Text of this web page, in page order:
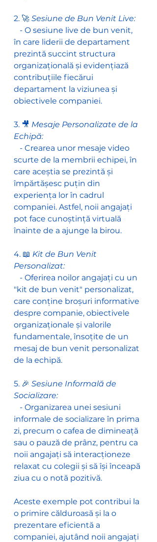
2. 🚀 Sesiune de Bun Venit Live:
în care liderii de departament
prezintă succint structura
organizațională și evidențiază
contribuțiile fiecărui
departament la viziunea și
obiectivele companiei.
3. 🎥 Mesaje Personalizate de la
Echipă:
scurte de la membrii echipei, în
care aceștia se prezintă și
împărtășesc puțin din
experiența lor în cadrul
companiei. Astfel, noii angajați
pot face cunoștință virtuală
înainte de a ajunge la birou.
4. 📖 Kit de Bun Venit
Personalizat:
"kit de bun venit" personalizat,
care conține broșuri informative
despre companie, obiectivele
organizaționale și valorile
fundamentale, însoțite de un
mesaj de bun venit personalizat
de la echipă.
5. 🎉 Sesiune Informală de
Socializare:
informale de socializare în prima
zi, precum o cafea de dimineață
sau o pauză de prânz, pentru ca
noii angajați să interacționeze
relaxat cu colegii și să își înceapă
ziua cu o notă pozitivă.
Aceste exemple pot contribui la
o primire călduroasă și la o
prezentare eficientă a
companiei, ajutând noii angajați